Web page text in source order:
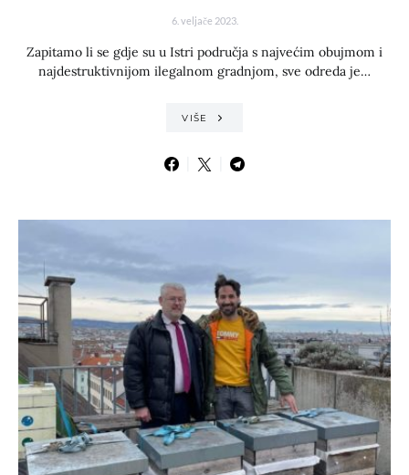
6. veljače 2023.
Zapitamo li se gdje su u Istri područja s najvećim obujmom i
najdestruktivnijom ilegalnom gradnjom, sve odreda je…
VIŠE